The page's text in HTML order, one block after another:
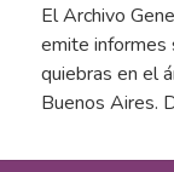
El Archivo
emite informes
quiebras en el
Buenos Aires.